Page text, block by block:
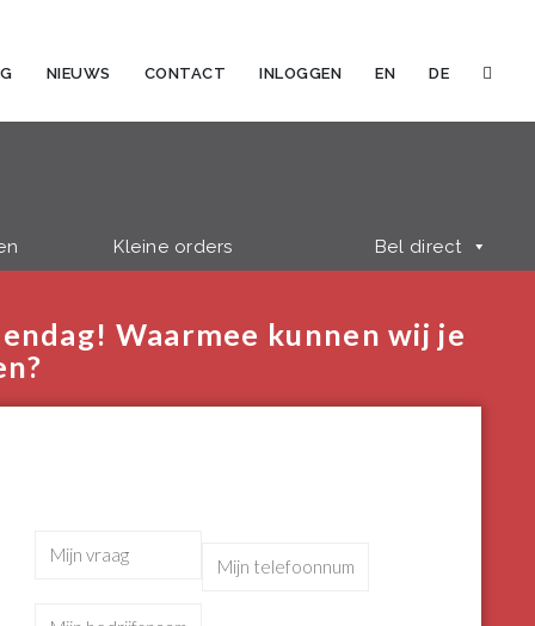
NIEUWS CONTACT INLOGGEN EN DE
Kleine orders Bel direct
Waarmee kunnen wij je